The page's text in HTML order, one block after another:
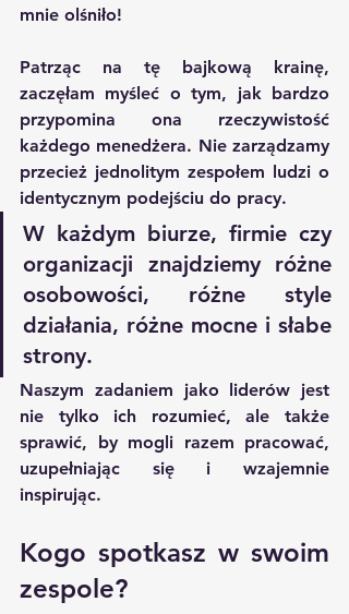
mnie olśniło!
Patrząc na tę bajkową krainę,
zaczęłam myśleć o tym, jak bardzo
przypomina ona rzeczywistość
każdego menedżera. Nie zarządzamy
przecież jednolitym zespołem ludzi o
identycznym podejściu do pracy.
W każdym biurze, firmie czy
organizacji znajdziemy różne
osobowości, różne style
działania, różne mocne i słabe
strony.
Naszym zadaniem jako liderów jest
nie tylko ich rozumieć, ale także
sprawić, by mogli razem pracować,
uzupełniając się i wzajemnie
inspirując.
Kogo spotkasz w swoim
zespole?